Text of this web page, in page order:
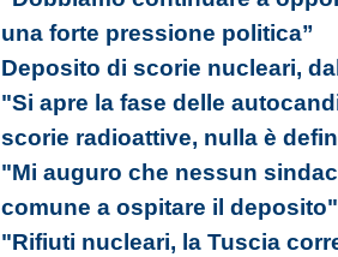
una forte pressione politica”
Deposito di scorie nucleari,
"Si apre la fase delle
scorie radioattive, nulla è
"Mi auguro che nessun
comune a ospitare il deposito"
"Rifiuti nucleari, la Tuscia